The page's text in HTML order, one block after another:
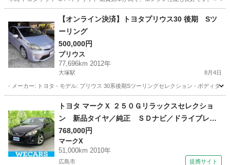
アクア
【オンライン決済】トヨタプリウス30 後期 Sツ
ーリング
500,000円
プリウス
77,696km 2012年
大塚駅 8月4日
- メーカー: トヨタ - モデル: プリウス 30系後期Sツーリングセレクション - ボディタ
大塚駅 プリウス
トヨタ マークＸ ２５０Ｇリラックスセレクショ
ン 新品タイヤ／純正 ＳＤナビ／ドライブレコ
ーダー 社外／ヘッドランプ ＨＩＤ／ＥＴＣ／
ＥＢＤ付ＡＢＳ／横滑り防止装置／衝突安全ボデ
ィ／ＭＴモード付き／アルミホイール 純正 １
768,000円
マークX
51,000km 2010年
広島市 提携サイト